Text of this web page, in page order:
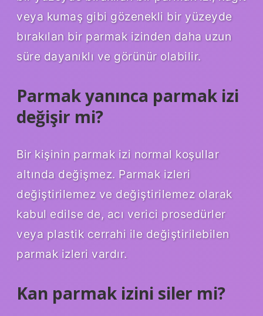
veya kumaş gibi gözenekli bir yüzeyde
bırakılan bir parmak izinden daha uzun
süre dayanıklı ve görünür olabilir.
Parmak yanınca parmak izi
değişir mi?
Bir kişinin parmak izi normal koşullar
altında değişmez. Parmak izleri
değiştirilemez ve değiştirilemez olarak
kabul edilse de, acı verici prosedürler
veya plastik cerrahi ile değiştirilebilen
parmak izleri vardır.
Kan parmak izini siler mi?